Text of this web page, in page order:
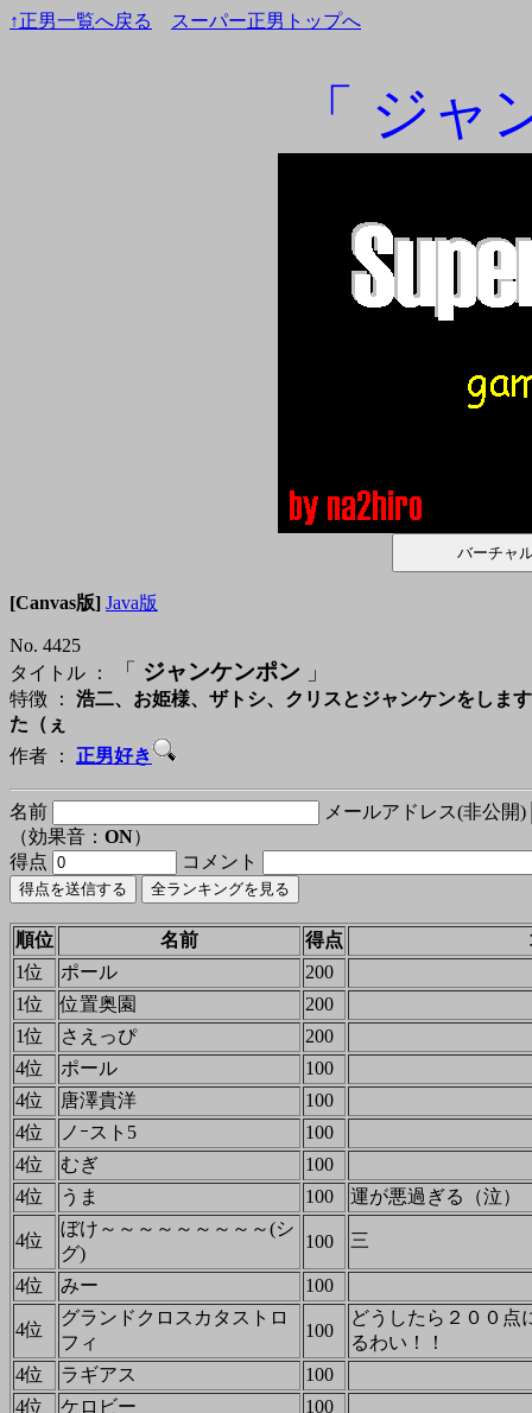
↑正男一覧へ戻る スーパー正男トップへ
「 ジャ
[Canvas版] Java版
No. 4425
タイトル ：
「 ジャンケンポン 」
特徴 ： 浩二、お姫様、ザトシ、クリスとジャンケンをしま
た（ぇ
作者 ： 正男好き
名前
メールアドレス(非公開)
（効果音： ON）
得点
コメント
順位 名前 得点
1位
ポール
200
1位
位置奥園
200
1位
さえっぴ
200
4位
ポール
100
4位
唐澤貴洋
100
4位
ノｰスト5
100
4位
むぎ
100
4位
うま 100 運が悪過ぎる（泣）
4位
ぼけ～～～～～～～～～(シ
グ)
100 三
4位 みー 100
4位
グランドクロスカタストロ
フィ
100
どうしたら２００
るわい！！
4位
ラギアス
100
4位
ケロビー
100